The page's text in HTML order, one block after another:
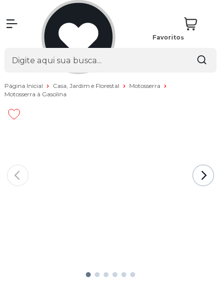
Favoritos
Página Inicial Casa, Jardim e Florestal
Motosserra
Motosserra à Gasolina